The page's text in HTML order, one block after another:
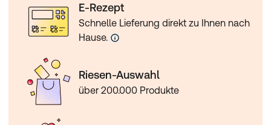
E-Rezept
Schnelle Lieferung direkt zu Ihnen nach
Hause.
Riesen-Auswahl
über 200.000 Produkte